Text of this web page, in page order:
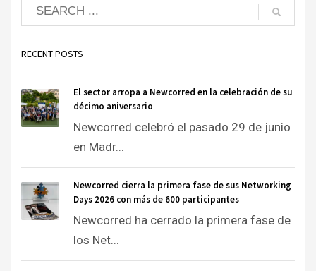
RECENT POSTS
El sector arropa a Newcorred en la celebración de su
décimo aniversario
Newcorred celebró el pasado 29 de junio
en Madr...
Newcorred cierra la primera fase de sus Networking
Days 2026 con más de 600 participantes
Newcorred ha cerrado la primera fase de
los Net...